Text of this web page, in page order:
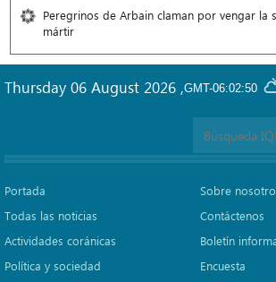
Peregrinos de Arbain claman por vengar la
mártir
GMT-06:02:50
Thursday 06 August 2026 ,
Portada
Todas las noticias
Actividades coránicas
Política y sociedad
Sobre
Contáctenos
Boletín
Encuesta